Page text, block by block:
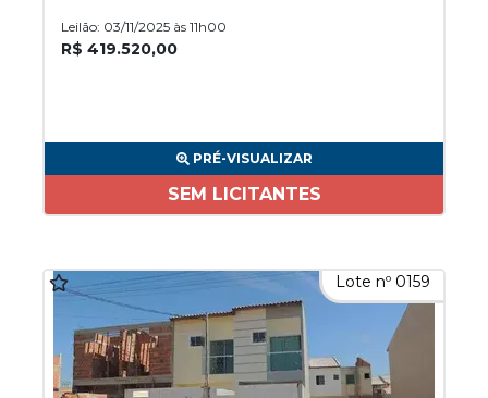
Leilão: 03/11/2025 às 11h00
R$ 419.520,00
PRÉ-VISUALIZAR
SEM LICITANTES
Lote nº 0159